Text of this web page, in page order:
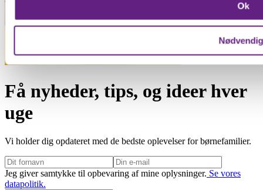
Vi bruger cookies til at forbedre brugeroplevelsen på
oplysninger om din brug af vores hjemmeside med vores
Ok
Få nyheder, tips, og ideer hver
uge
Vi holder dig opdateret med de bedste oplevelser for børnefamilier.
Jeg giver samtykke til opbevaring af mine oplysninger. Se vores
datapolitik.